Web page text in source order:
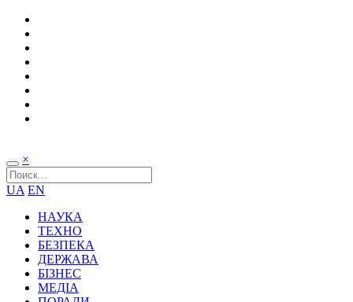
×
UA EN
НАУКА
ТЕХНО
БЕЗПЕКА
ДЕРЖАВА
БІЗНЕС
МЕДІА